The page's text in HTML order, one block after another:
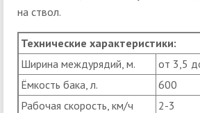
на ствол.
Технические характеристики:
Ширина междурядий, м.
от 3,5
Ёмкость бака, л.
600
Рабочая скорость, км/ч
2-3